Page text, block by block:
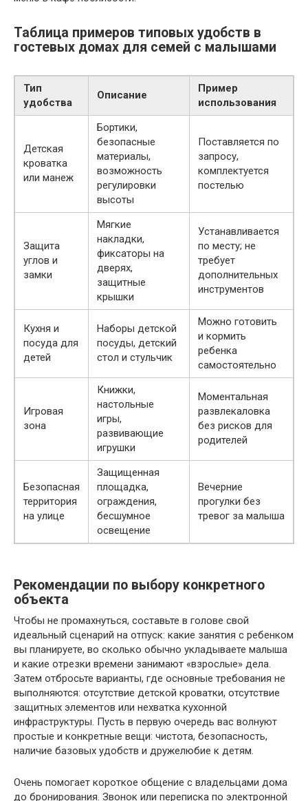
Таблица примеров типовых удобств в
гостевых домах для семей с малышами
Тип
удобства
Описание
Пример
использования
Детская
кроватка
или манеж
Бортики,
безопасные
материалы,
возможность
регулировки
высоты
Поставляется по
запросу,
комплектуется
постелью
Защита
углов и
замки
Мягкие
накладки,
фиксаторы на
дверях,
защитные
крышки
Устанавливается
по месту; не
требует
дополнительных
инструментов
Кухня и
посуда для
детей
Наборы детской
посуды, детский
стол и стульчик
Можно готовить
и кормить
ребенка
самостоятельно
Игровая
зона
Книжки,
настольные
игры,
развивающие
игрушки
Моментальная
развлекаловка
без рисков для
родителей
Безопасная
территория
на улице
Защищенная
площадка,
ограждения,
бесшумное
освещение
Вечерние
прогулки без
тревог за малыша
Рекомендации по выбору конкретного
объекта
Чтобы не промахнуться, составьте в голове свой
идеальный сценарий на отпуск: какие занятия с ребенком
вы планируете, во сколько обычно укладываете малыша
и какие отрезки времени занимают «взрослые» дела.
Затем отбросьте варианты, где основные требования не
выполняются: отсутствие детской кроватки, отсутствие
защитных элементов или нехватка кухонной
инфраструктуры. Пусть в первую очередь вас волнуют
простые и конкретные вещи: чистота, безопасность,
наличие базовых удобств и дружелюбие к детям.
Очень помогает короткое общение с владельцами дома
до бронирования. Звонок или переписка по электронной